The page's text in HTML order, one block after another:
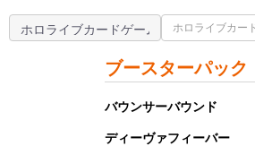
ブースターパック
バウンサーバウンド
ディーヴァフィーバー